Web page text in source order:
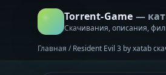
Torrent-Game —
Скачивания, описания,
Главная / Resident Evil 3 by xatab